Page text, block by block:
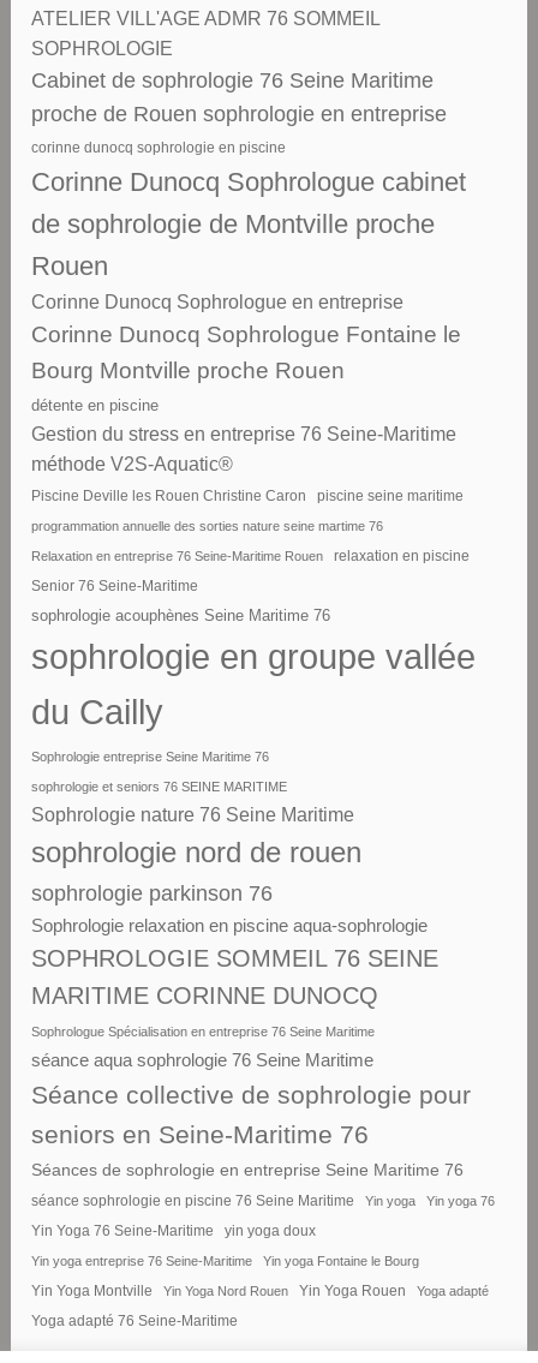
ATELIER VILL'AGE ADMR 76 SOMMEIL
SOPHROLOGIE
Cabinet de sophrologie 76 Seine Maritime
proche de Rouen sophrologie en entreprise
corinne dunocq sophrologie en piscine
Corinne Dunocq Sophrologue cabinet
de sophrologie de Montville proche
Rouen
Corinne Dunocq Sophrologue en entreprise
Corinne Dunocq Sophrologue Fontaine le
Bourg Montville proche Rouen
détente en piscine
Gestion du stress en entreprise 76 Seine-Maritime
méthode V2S-Aquatic®
Piscine Deville les Rouen Christine Caron piscine seine maritime
programmation annuelle des sorties nature seine martime 76
Relaxation en entreprise 76 Seine-Maritime Rouen relaxation en piscine
Senior 76 Seine-Maritime
sophrologie acouphènes Seine Maritime 76
sophrologie en groupe vallée
du Cailly
Sophrologie entreprise Seine Maritime 76
sophrologie et seniors 76 SEINE MARITIME
Sophrologie nature 76 Seine Maritime
sophrologie nord de rouen
sophrologie parkinson 76
Sophrologie relaxation en piscine aqua-sophrologie
SOPHROLOGIE SOMMEIL 76 SEINE
MARITIME CORINNE DUNOCQ
Sophrologue Spécialisation en entreprise 76 Seine Maritime
séance aqua sophrologie 76 Seine Maritime
Séance collective de sophrologie pour
seniors en Seine-Maritime 76
Séances de sophrologie en entreprise Seine Maritime 76
séance sophrologie en piscine 76 Seine Maritime Yin yoga Yin yoga 76
Yin Yoga 76 Seine-Maritime yin yoga doux
Yin yoga entreprise 76 Seine-Maritime Yin yoga Fontaine le Bourg
Yin Yoga Montville Yin Yoga Nord Rouen Yin Yoga Rouen Yoga adapté
Yoga adapté 76 Seine-Maritime